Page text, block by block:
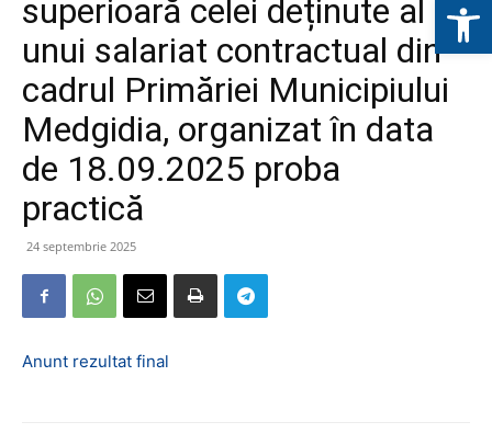
superioară celei deținute al
unui salariat contractual din
cadrul Primăriei Municipiului
Medgidia, organizat în data
de 18.09.2025 proba
practică
24 septembrie 2025
Anunt rezultat final